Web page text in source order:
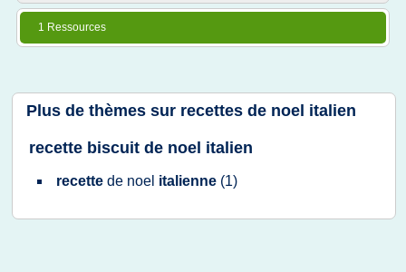
1 Ressources
Plus de thèmes sur recettes de noel italien
recette biscuit de noel italien
recette de noel italienne (1)